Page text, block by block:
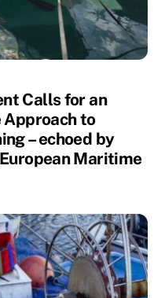
Calls for an
Approach to
– echoed by
Maritime